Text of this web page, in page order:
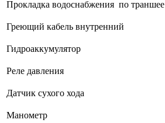
Прокладка водоснабжения по траншее
Греющий кабель внутренний
Гидроаккумулятор
Реле давления
Датчик сухого хода
Манометр